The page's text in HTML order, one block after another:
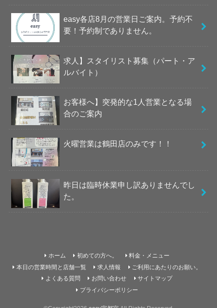
easy各店8月の営業日ご案内。予約不
要！予約制でありません。
求人】スタイリスト募集（パート・ア
ルバイト）
お客様へ】突発的な1人営業となる場
合のご案内
火曜営業は鶴田店のみです！！
昨日は臨時休業申し訳ありませんでし
た。
ホーム 初めての方へ。
料金・メニュー
本日の営業時間と店舗一覧
求人情報
ご利用にあたりのお願い。
よくある質問
お問い合わせ
サイトマップ
プライバシーポリシー